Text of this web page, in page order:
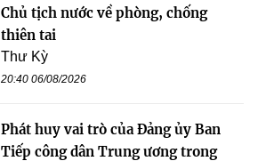
Chủ tịch nước về phòng, chống
thiên tai
Thư Kỳ
20:40 06/08/2026
Phát huy vai trò của Đảng ủy Ban
Tiếp công dân Trung ương trong